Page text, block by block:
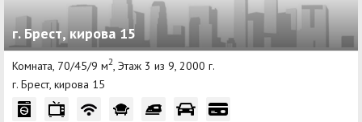
Аренда коммерческой недвижимости
Другие разделы
Новости
Агентства
г. Брест, кирова 15
Комната, 70/45/9 м2 , Этаж 3 из 9, 2000 г.
г. Брест, кирова 15